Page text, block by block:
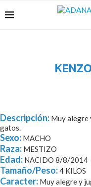
Descripción: Muy alegre
gatos.
Sexo: MACHO
Raza: MESTIZO
Edad: NACIDO 8/8/2014
Tamaño/Peso:4 KILOS
Caracter: Muy alegre y